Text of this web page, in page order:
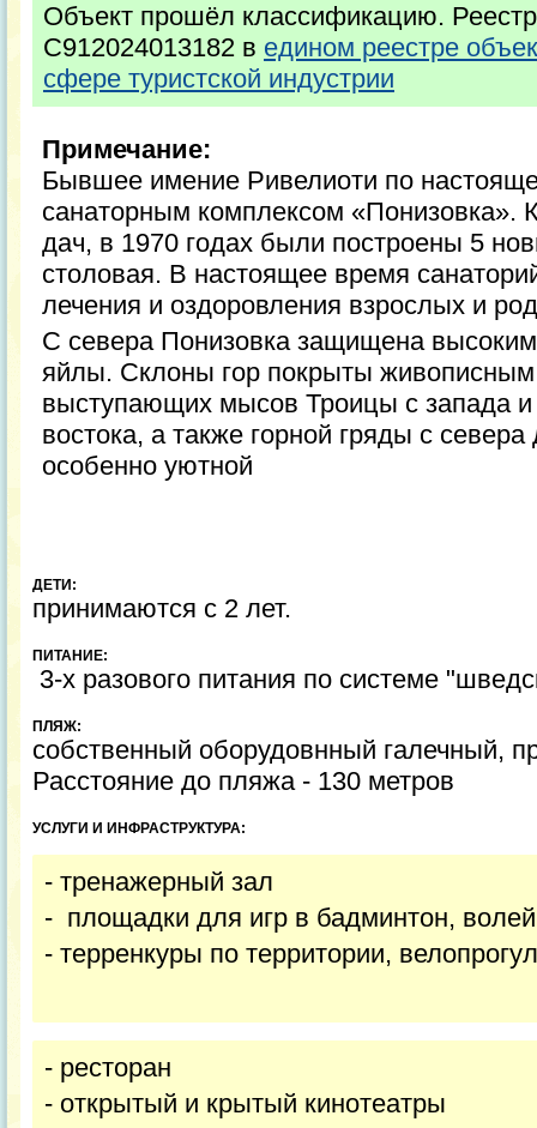
Объект прошёл классификацию.
С912024013182 в едином реестре
сфере туристской индустрии
Примечание:
Бывшее имение Ривелиоти по
санаторным комплексом
дач, в 1970 годах были построены 5
столовая. В настоящее время
лечения и оздоровления взрослых и
С севера Понизовка защищена
яйлы. Склоны гор покрыты
выступающих мысов Троицы с запада и
востока, а также горной гряды с
особенно уютной
ДЕТИ:
принимаются с 2 лет.
ПИТАНИЕ:
3-х разового питания по системе
ПЛЯЖ:
собственный оборудовнный галечный,
Расстояние до пляжа - 130 метров
УСЛУГИ И ИНФРАСТРУКТУРА:
- тренажерный зал
- площадки для игр в бадминтон,
- терренкуры по территории,
- ресторан
- открытый и крытый кинотеатры